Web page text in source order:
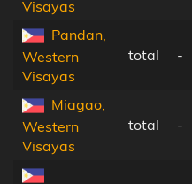
Visayas
Pandan,
Western
Visayas
total -
Miagao,
Western
Visayas
total -